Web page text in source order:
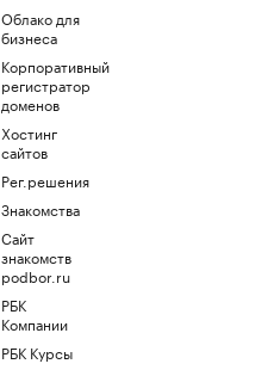
Облако для
бизнеса
Корпоративный
регистратор
доменов
Хостинг
сайтов
Рег.решения
Знакомства
Сайт
знакомств
podbor.ru
РБК
Компании
РБК Курсы